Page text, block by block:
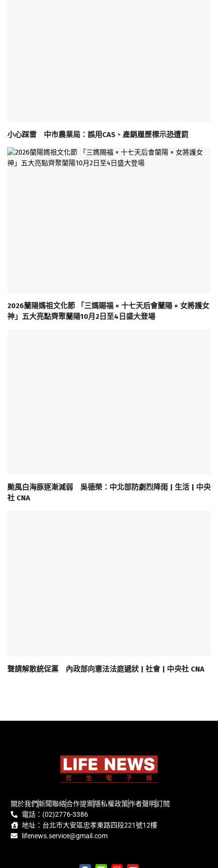
小心踩雷 中市農業局：誤用CAS、產銷履歷標示恐遭罰
2026蘭陽媽祖文化節 「三媽賜福 × 十七天后會蘭陽 × 女將護女
神」五大亮點齊聚蘭陽10月2日至4日盛大登場
颱風白海豚逐漸減弱 吳德榮：中北部防劇烈降雨 | 生活 | 中央
社 CNA
聲請解散統促黨 內政部向憲法法庭遞狀 | 社會 | 中央社 CNA
關於我們新聞聯絡合作提案隱私權政策作者聲明訂閱
電話：(02)2776-3386
地址：台北市大安區忠孝東路四段221號12樓
lifenews.service@gmail.com